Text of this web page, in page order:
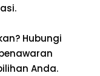
Hubungi
Anda.